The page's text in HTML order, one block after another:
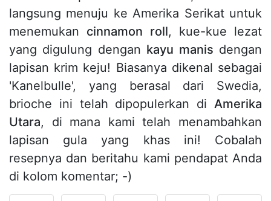
langsung menuju ke Amerika Serikat untuk
menemukan cinnamon roll, kue-kue lezat
yang digulung dengan kayu manis dengan
lapisan krim keju! Biasanya dikenal sebagai
'Kanelbulle', yang berasal dari Swedia,
brioche ini telah dipopulerkan di Amerika
Utara, di mana kami telah menambahkan
lapisan gula yang khas ini! Cobalah
resepnya dan beritahu kami pendapat Anda
di kolom komentar; -)